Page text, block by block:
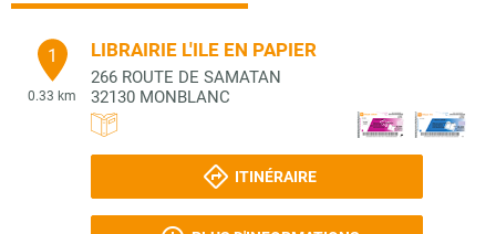
1
0.33 km
LIBRAIRIE L'ILE EN PAPIER
266 ROUTE DE SAMATAN
32130 MONBLANC
ITINÉRAIRE